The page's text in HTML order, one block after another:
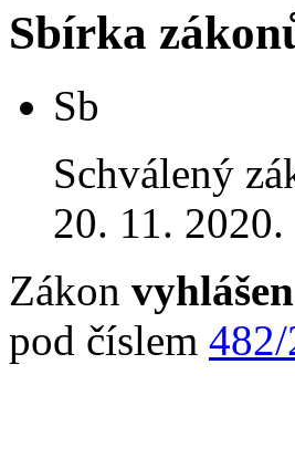
Sbírka
Sb
Schválený
20. 11. 2020.
Zákon vyhlášen
pod číslem